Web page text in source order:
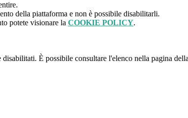
della piattaforma e non è possibile disabilitarli.
potete visionare la COOKIE POLICY.
È possibile consultare l'elenco nella pagina